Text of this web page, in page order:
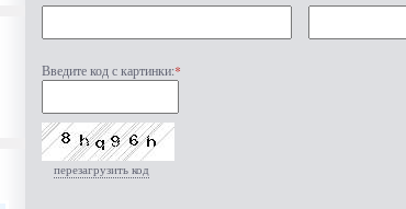
Введите код с картинки:*
перезагрузить код